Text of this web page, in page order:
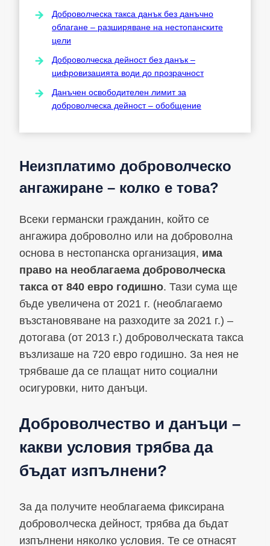
Доброволческа такса данък без данъчно
облагане – разширяване на нестопанските
цели
Доброволческа дейност без данък –
цифровизацията води до прозрачност
Данъчен освободителен лимит за
доброволческа дейност – обобщение
Неизплатимо доброволческо
ангажиране – колко е това?
Всеки германски гражданин, който се
ангажира доброволно или на доброволна
основа в нестопанска организация, има
право на необлагаема доброволческа
такса от 840 евро годишно. Тази сума ще
бъде увеличена от 2021 г. (необлагаемо
възстановяване на разходите за 2021 г.) –
дотогава (от 2013 г.) доброволческата такса
възлизаше на 720 евро годишно. За нея не
трябваше да се плащат нито социални
осигуровки, нито данъци.
Доброволчество и данъци –
какви условия трябва да
бъдат изпълнени?
За да получите необлагаема фиксирана
доброволческа дейност, трябва да бъдат
изпълнени няколко условия. Те се отнасят